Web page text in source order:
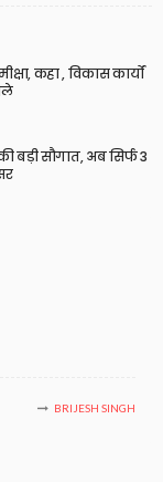
कहा , विकास कार्यों
बड़ी सौगात, अब सिर्फ 3
BRIJESH SINGH